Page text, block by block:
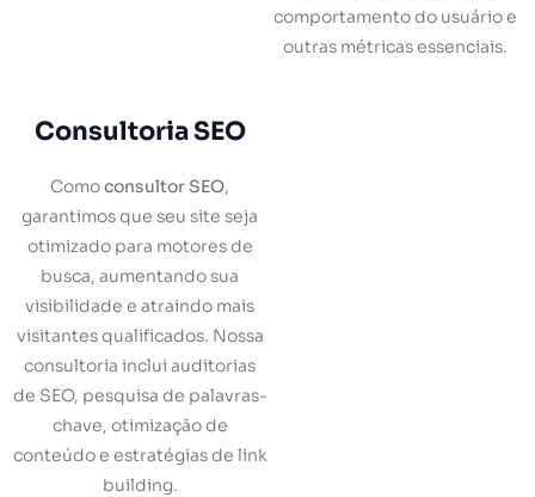
comportamento do usuário e
outras métricas essenciais.
Consultoria SEO
Comoconsultor SEO,
garantimos que seu site seja
otimizado para motores de
busca, aumentando sua
visibilidade e atraindo mais
visitantes qualificados. Nossa
consultoria inclui auditorias
de SEO, pesquisa de palavras-
chave, otimização de
conteúdo e estratégias de link
building.